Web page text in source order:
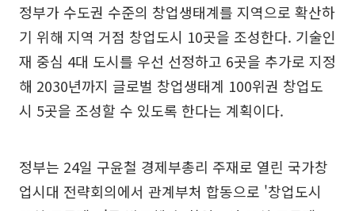
정부가 수도권 수준의 창업생태계를 지역으로 확산하
기 위해 지역 거점 창업도시 10곳을 조성한다. 기술인
재 중심 4대 도시를 우선 선정하고 6곳을 추가로 지정
해 2030년까지 글로벌 창업생태계 100위권 창업도
시 5곳을 조성할 수 있도록 한다는 계획이다.
정부는 24일 구윤철 경제부총리 주재로 열린 국가창
업시대 전략회의에서 관계부처 합동으로 '창업도시